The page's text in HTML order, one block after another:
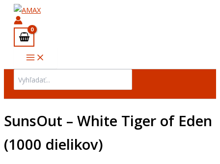
Preskočiť
obsah
for:
SunsOut – White Tiger of Eden
(1000 dielikov)